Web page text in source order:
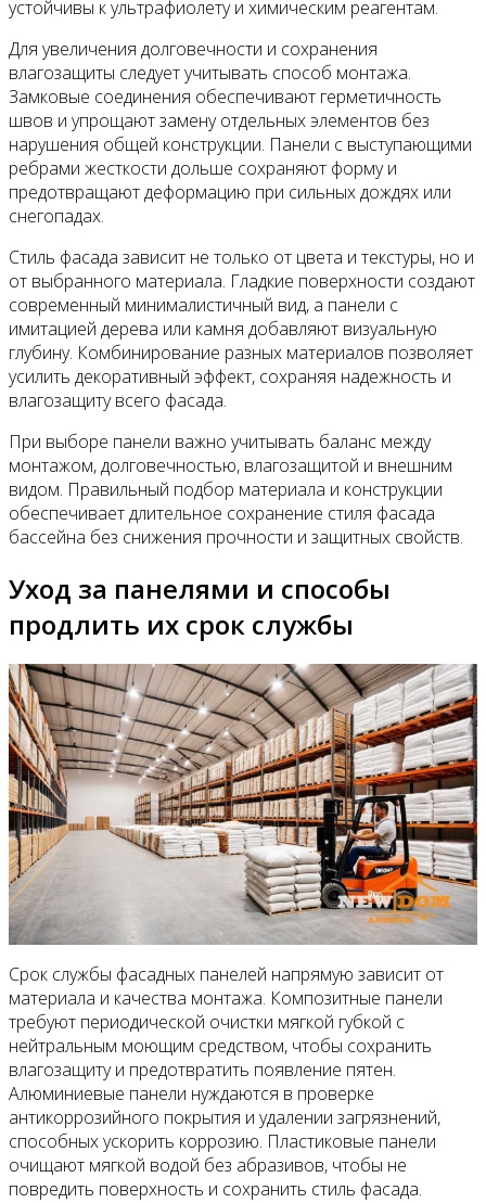
устойчивы к ультрафиолету и химическим реагентам.
Для увеличения долговечности и сохранения
влагозащиты следует учитывать способ монтажа.
Замковые соединения обеспечивают герметичность
швов и упрощают замену отдельных элементов без
нарушения общей конструкции. Панели с выступающими
ребрами жесткости дольше сохраняют форму и
предотвращают деформацию при сильных дождях или
снегопадах.
Стиль фасада зависит не только от цвета и текстуры, но и
от выбранного материала. Гладкие поверхности создают
современный минималистичный вид, а панели с
имитацией дерева или камня добавляют визуальную
глубину. Комбинирование разных материалов позволяет
усилить декоративный эффект, сохраняя надежность и
влагозащиту всего фасада.
При выборе панели важно учитывать баланс между
монтажом, долговечностью, влагозащитой и внешним
видом. Правильный подбор материала и конструкции
обеспечивает длительное сохранение стиля фасада
бассейна без снижения прочности и защитных свойств.
Уход за панелями и способы
продлить их срок службы
Срок службы фасадных панелей напрямую зависит от
материала и качества монтажа. Композитные панели
требуют периодической очистки мягкой губкой с
нейтральным моющим средством, чтобы сохранить
влагозащиту и предотвратить появление пятен.
Алюминиевые панели нуждаются в проверке
антикоррозийного покрытия и удалении загрязнений,
способных ускорить коррозию. Пластиковые панели
очищают мягкой водой без абразивов, чтобы не
повредить поверхность и сохранить стиль фасада.